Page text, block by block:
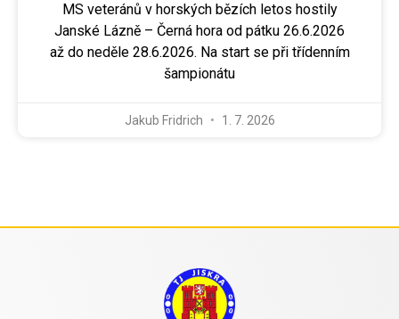
MS veteránů v horských bězích letos hostily
Janské Lázně – Černá hora od pátku 26.6.2026
až do neděle 28.6.2026. Na start se při třídenním
šampionátu
Jakub Fridrich 1. 7. 2026